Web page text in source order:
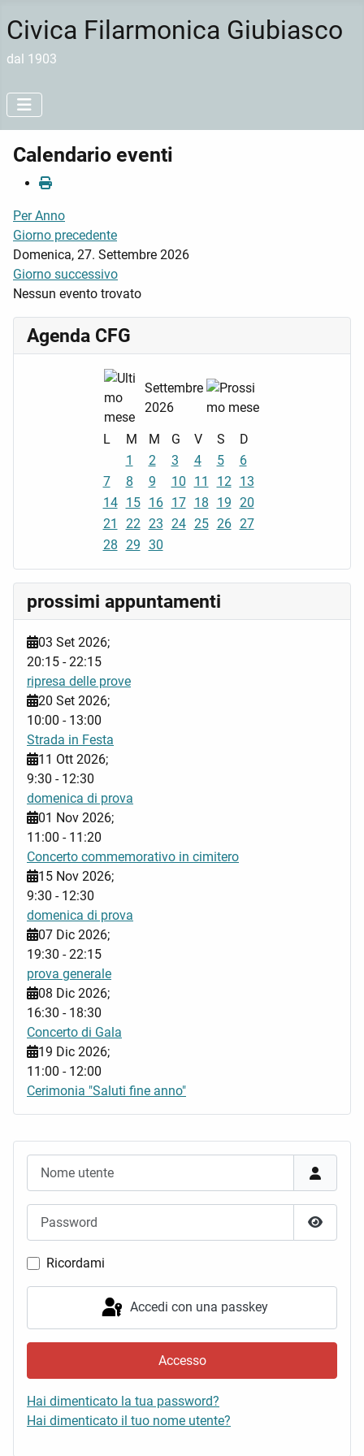
Civica Filarmonica Giubiasco
dal 1903
Mostra
Ricordami
Accedi con una passkey
Accesso
Hai dimenticato la tua password?
Hai dimenticato il tuo nome utente?
Calendario eventi
Per Anno
Giorno precedente
Domenica, 27. Settembre 2026
Giorno successivo
Nessun evento trovato
Agenda CFG
Settembre
2026
L M M G V S
D
1
2 3 4 5
6
7
8 9 10 11 12
13
14
15 16 17 18 19 20
21
22 23 24 25 26 27
28 29 30
prossimi appuntamenti
03 Set 2026;
20:15 -22:15
ripresa delle prove
20 Set 2026;
10:00 - 13:00
Strada in Festa
11 Ott 2026;
9:30 - 12:30
domenica di prova
01 Nov 2026;
11:00 - 11:20
Concerto commemorativo in cimitero
15 Nov 2026;
9:30 - 12:30
domenica di prova
07 Dic 2026;
19:30 -22:15
prova generale
08 Dic 2026;
16:30 - 18:30
Concerto di Gala
19 Dic 2026;
11:00 - 12:00
Cerimonia "Saluti fine anno"